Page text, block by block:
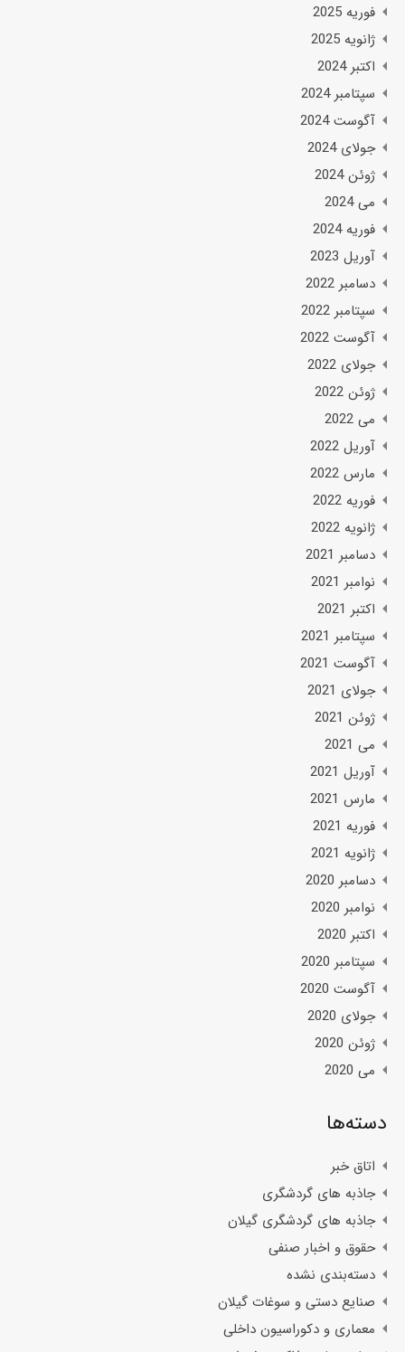
فوریه 2025
ژانویه 2025
اکتبر 2024
سپتامبر 2024
آگوست 2024
جولای 2024
ژوئن 2024
می 2024
فوریه 2024
آوریل 2023
دسامبر 2022
سپتامبر 2022
آگوست 2022
جولای 2022
ژوئن 2022
می 2022
آوریل 2022
مارس 2022
فوریه 2022
ژانویه 2022
دسامبر 2021
نوامبر 2021
اکتبر 2021
سپتامبر 2021
آگوست 2021
جولای 2021
ژوئن 2021
می 2021
آوریل 2021
مارس 2021
فوریه 2021
ژانویه 2021
دسامبر 2020
نوامبر 2020
اکتبر 2020
سپتامبر 2020
آگوست 2020
جولای 2020
ژوئن 2020
می 2020
دسته‌ها
اتاق خبر
جاذبه های گردشگری
جاذبه های گردشگری گیلان
حقوق و اخبار صنفی
دسته‌بندی نشده
صنایع دستی و سوغات گیلان
معماری و دکوراسیون داخلی